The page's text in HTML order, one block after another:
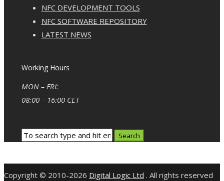
NFC DEVELOPMENT TOOLS
NFC SOFTWARE REPOSITORY
LATEST NEWS
Working Hours
MON – FRI:
08:00 – 16:00 CET
Copyright © 2010-2026 Digital Logic Ltd . All rights reserved